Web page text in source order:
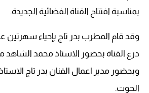
بمناسبة افتتاح القناة الفضائية الجديدة.
وقد قام المطرب بدر تاج بإحياء سهرتين
درع القناة بحضور الاستاذ محمد الشاهد
وبحضور مدير اعمال الفنان بدر تاج
الحوت.